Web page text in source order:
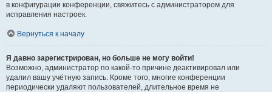
в конфигурации конференции, свяжитесь с администратором для
исправления настроек.
Вернуться к началу
Я давно зарегистрирован, но больше не могу войти!
Возможно, администратор по какой-то причине деактивировал или
удалил вашу учётную запись. Кроме того, многие конференции
периодически удаляют пользователей, длительное время не